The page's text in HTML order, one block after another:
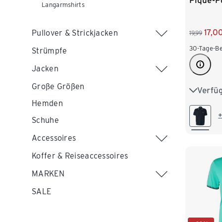
Langarmshirts
Pullover & Strickjacken
Strümpfe
Jacken
Große Größen
Hemden
Schuhe
Accessoires
Koffer & Reiseaccessoires
MARKEN
SALE
19,99
30-Tage-
S 44/46
L 52/54
4XL